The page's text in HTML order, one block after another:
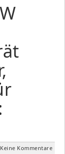
Keine Kommentare